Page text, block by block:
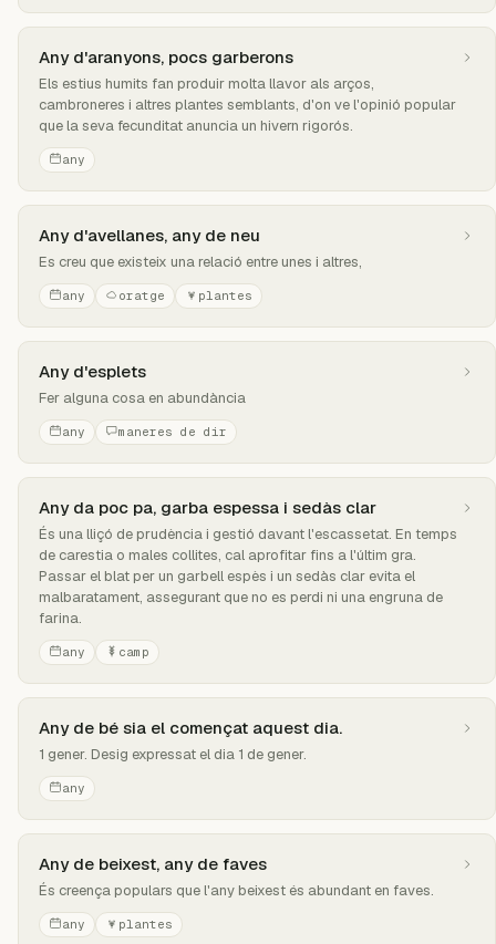
Any d'aranyons, pocs garberons
Els estius humits fan produir molta llavor als arços,
cambroneres i altres plantes semblants, d'on ve l'opinió popular
que la seva fecunditat anuncia un hivern rigorós.
any
Any d'avellanes, any de neu
Es creu que existeix una relació entre unes i altres,
any oratge plantes
Any d'esplets
Fer alguna cosa en abundància
any maneres de dir
Any da poc pa, garba espessa i sedàs clar
És una lliçó de prudència i gestió davant l'escassetat. En temps
de carestia o males collites, cal aprofitar fins a l'últim gra.
Passar el blat per un garbell espès i un sedàs clar evita el
malbaratament, assegurant que no es perdi ni una engruna de
farina.
any camp
Any de bé sia el començat aquest dia.
1 gener. Desig expressat el dia 1 de gener.
any
Any de beixest, any de faves
És creença populars que l'any beixest és abundant en faves.
any plantes